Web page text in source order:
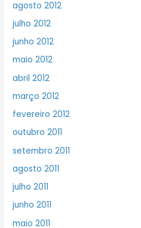
agosto 2012
julho 2012
junho 2012
maio 2012
abril 2012
março 2012
fevereiro 2012
outubro 2011
setembro 2011
agosto 2011
julho 2011
junho 2011
maio 2011